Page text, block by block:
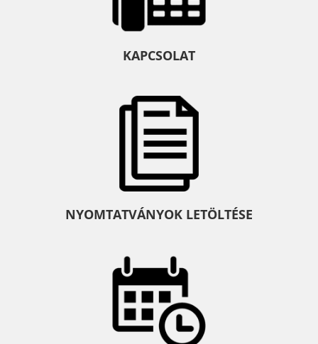
KAPCSOLAT
NYOMTATVÁNYOK LETÖLTÉSE